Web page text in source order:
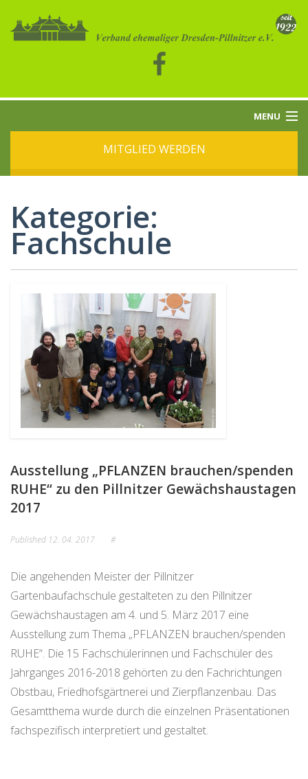
MENU
BEITRÄGE
KONTAKT
MITGLIED WERDEN
Kategorie:
Fachschule
Ausstellung „PFLANZEN brauchen/spenden
RUHE“ zu den Pillnitzer Gewächshaustagen
2017
Published 12. 04. 2017 #
Die angehenden Meister der Pillnitzer
Gartenbaufachschule gestalteten zu den Pillnitzer
Gewächshaustagen am 4. und 5. März 2017 eine
Ausstellung zum Thema „PFLANZEN brauchen/spenden
RUHE“. Die 15 Fachschülerinnen und Fachschüler des
Jahrganges 2016-2018 gehörten zu den Fachrichtungen
Obstbau, Friedhofsgärtnerei und Zierpflanzenbau. Das
Gesamtthema wurde durch die einzelnen Präsentationen
fachspezifisch interpretiert und gestaltet.